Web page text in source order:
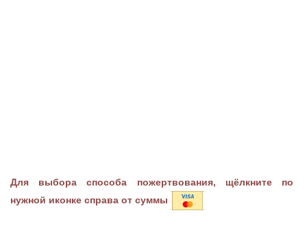
Для выбора способа пожертвования, щёлкните по
нужной иконке справа от суммы